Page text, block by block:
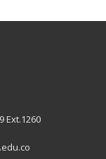
Ext.1260